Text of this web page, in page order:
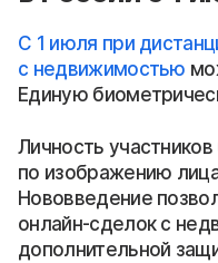
С 1 июля при
с недвижимостью
Единую
Личность
по изображению
Нововведение
онлайн-сделок с
дополнительной